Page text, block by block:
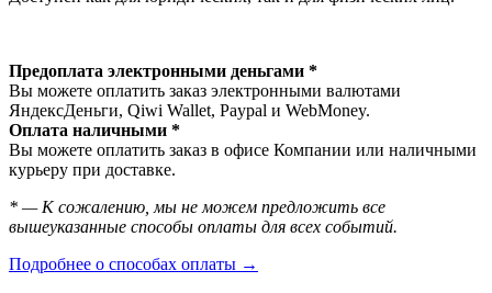
Предоплата электронными деньгами *
Вы можете оплатить заказ электронными валютами
ЯндексДеньги, Qiwi Wallet, Paypal и WebMoney.
Оплата наличными *
Вы можете оплатить заказ в офисе Компании или наличными
курьеру при доставке.
* — К сожалению, мы не можем предложить все
вышеуказанные способы оплаты для всех событий.
Подробнее о способах оплаты →